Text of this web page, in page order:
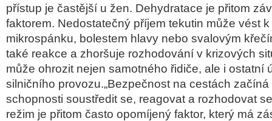
přístup je častější u žen. Dehydratace je přitom z
faktorem. Nedostatečný příjem tekutin může vést
mikrospánku, bolestem hlavy nebo svalovým křeč
také reakce a zhoršuje rozhodování v krizových
může ohrozit nejen samotného řidiče, ale i ostatní
silničního provozu.„Bezpečnost na cestách zač
schopnosti soustředit se, reagovat a rozhodovat
režim je přitom často opomíjený faktor, který má